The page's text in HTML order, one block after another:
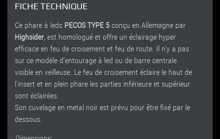
FICHE TECHNIQUE
Ce phare à leds PECOS TYPE 5 conçu en Allemagne par
Highsider, est homologué et offre un éclairage hyper
efficace en feu de croisement et feu de route. Il n'y a pas
sur ce modèle d'entourage à led ou de barre centrale
visible en veilleuse. Le feu de croisement éclaire le haut de
l'insert et en plein phare les parties inférieure et supérieur
sont éclairées.
Son cuvelage en metal noir est prévu pour être fixé par le
dessous.